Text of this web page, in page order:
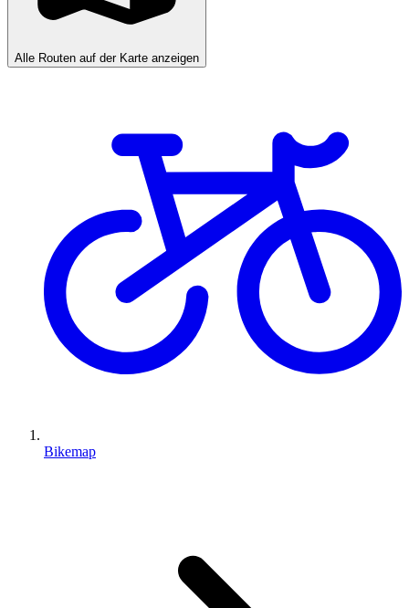
Alle Routen auf der Karte anzeigen
Bikemap